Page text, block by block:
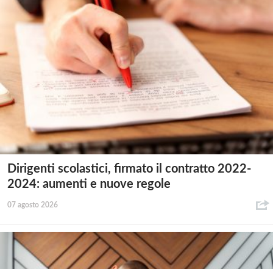
Dirigenti scolastici, firmato il contratto 2022-
2024: aumenti e nuove regole
07 agosto 2026